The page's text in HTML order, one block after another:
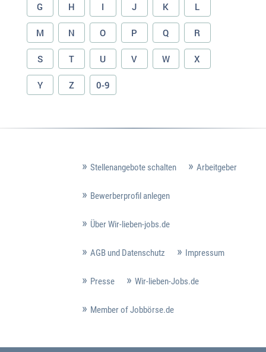
G H I J K L
M N O P Q R
S T U V W X
Y Z 0-9
Stellenangebote schalten Arbeitgeber
Bewerberprofil anlegen
Über Wir-lieben-jobs.de
AGB und Datenschutz Impressum
Presse Wir-lieben-Jobs.de
Member of Jobbörse.de